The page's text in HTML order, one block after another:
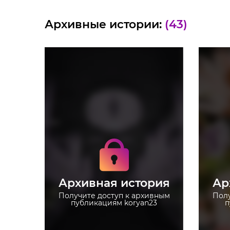
Архивные истории: (43)
Архивная история
Получите доступ к архивным
публикациям koryan23
архивным историям
koryan23
Не отвлекайтесь на
рекламу
Загружайте истории без
ограничений